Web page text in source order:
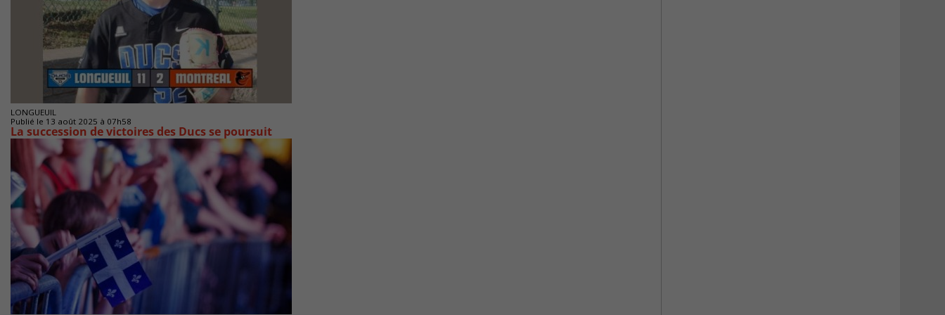
LONGUEUIL
Publié le 13 août 2025 à 07h58
La succession de victoires des Ducs se poursuit